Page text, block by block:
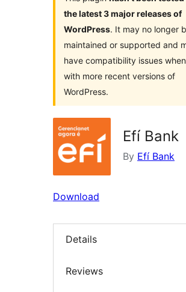
the latest 3 major releases of
WordPress. It may no longer
maintained or supported and
have compatibility issues
with more recent versions of
WordPress.
Efí Bank
By Efí Bank
Download
Details
Reviews